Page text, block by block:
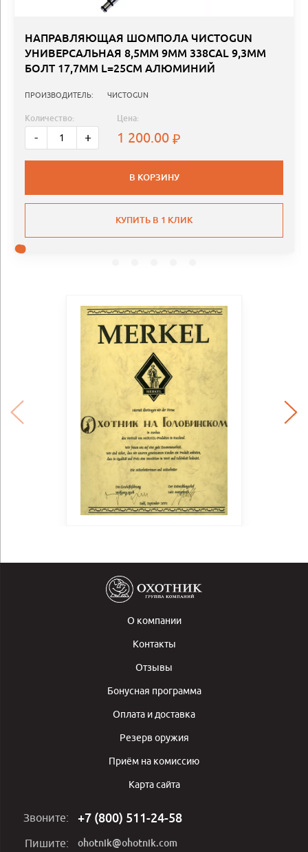
НАПРАВЛЯЮЩАЯ ШОМПОЛА ЧИСТОGUN
УНИВЕРСАЛЬНАЯ 8,5MM 9ММ 338CAL 9,3MM
БОЛТ 17,7MM L=25СМ АЛЮМИНИЙ
ПРОИЗВОДИТЕЛЬ: ЧИСТОGUN
Количество:
- +
Цена:
1 200.00
В КОРЗИНУ
КУПИТЬ В 1 КЛИК
О компании
Контакты
Отзывы
Бонусная программа
Оплата и доставка
Резерв оружия
Приём на комиссию
Карта сайта
Звоните: +7 (800) 511-24-58
Пишите: ohotnik@ohotnik.com